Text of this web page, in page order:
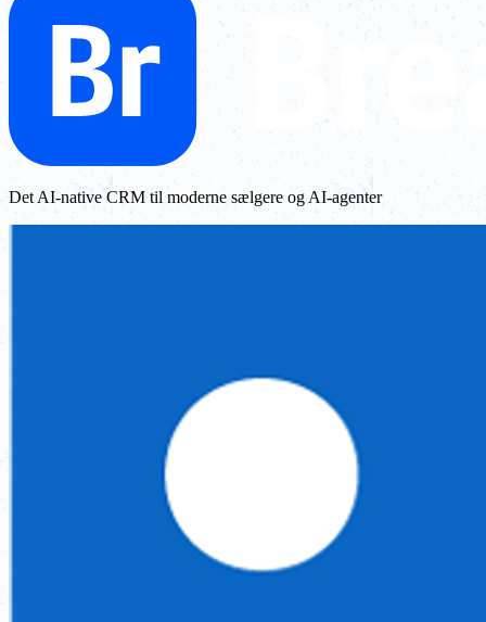
Det AI-native CRM til moderne sælgere og AI-agenter